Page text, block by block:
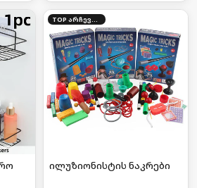
TOP არჩევანი
ილუზიონისტის ნაკრები